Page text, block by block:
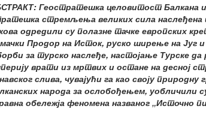
Геостратешка целовитост Балкана
стремљења великих сила наслеђена
одредили су полазне тачке европских
Продор на Исток, руско ширење на Југ
за турско наслеђе, настојање Турске
врати из мртвих и остане на десној
слива, чувајући га као своју
народа за ослобођењем, уобличили
обележја феномена названог „Источно